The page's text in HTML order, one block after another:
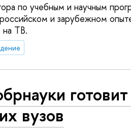
по учебным и научным
и зарубежном
ТВ.
вузов